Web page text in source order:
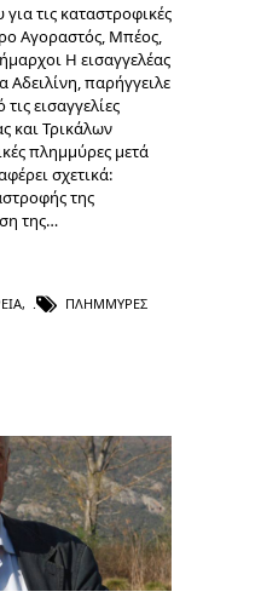
τις καταστροφικές
Αγοραστός, Μπέος,
Η εισαγγελέας
παρήγγειλε
εισαγγελίες
και Τρικάλων
πλημμύρες μετά
σχετικά:
της
της…
, ΠΛΗΜΜΎΡΕΣ